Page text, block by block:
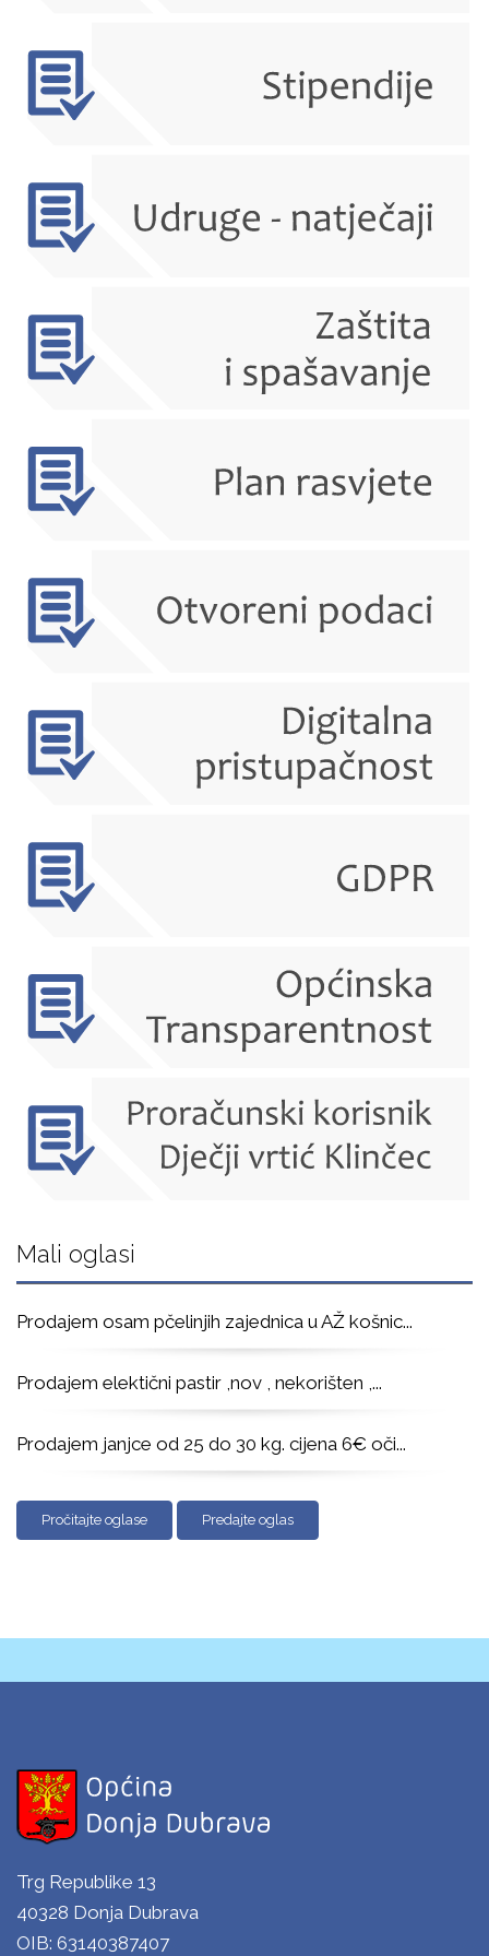
Mali oglasi
Prodajem osam pčelinjih zajednica u AŽ košnic...
Prodajem elektični pastir ,nov , nekorišten ,...
Prodajem janjce od 25 do 30 kg. cijena 6€ oči...
Pročitajte oglase Predajte oglas
Trg Republike 13
40328 Donja Dubrava
OIB: 63140387407